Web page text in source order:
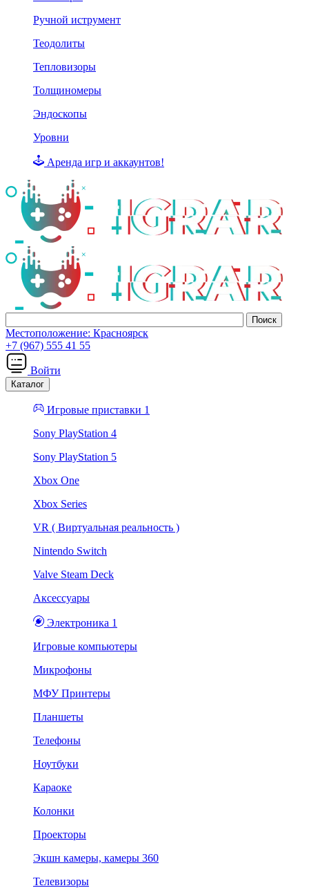
Ручной иструмент
Теодолиты
Тепловизоры
Толщиномеры
Эндоскопы
Уровни
Аренда игр и аккаунтов!
Местоположение: Красноярск
+7 (967) 555 41 55
Войти
Каталог
Игровые приставки 1
Sony PlayStation 4
Sony PlayStation 5
Xbox One
Xbox Series
VR ( Виртуальная реальность )
Nintendo Switch
Valve Steam Deck
Аксессуары
Электроника 1
Игровые компьютеры
Микрофоны
МФУ Принтеры
Планшеты
Телефоны
Ноутбуки
Караоке
Колонки
Проекторы
Экшн камеры, камеры 360
Телевизоры